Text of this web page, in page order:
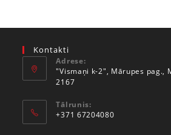
Kontakti
Adrese:
"Vismaņi k-2", Mārupes pag.,
2167
Tālrunis:
+371 67204080